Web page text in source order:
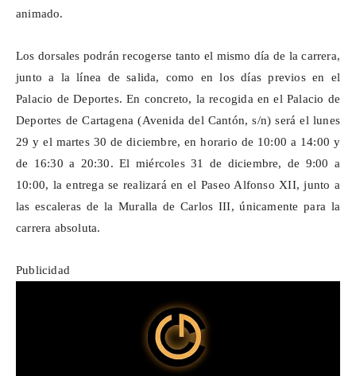
animado.
Los dorsales podrán recogerse tanto el mismo día de la carrera,
junto a la línea de salida, como en los días previos en el
Palacio de Deportes. En concreto, la recogida en el Palacio de
Deportes de Cartagena (Avenida del Cantón, s/n) será el lunes
29 y el martes 30 de diciembre, en horario de 10:00 a 14:00 y
de 16:30 a 20:30. El miércoles 31 de diciembre, de 9:00 a
10:00, la entrega se realizará en el Paseo Alfonso XII, junto a
las escaleras de la Muralla de Carlos III, únicamente para la
carrera absoluta.
Publicidad